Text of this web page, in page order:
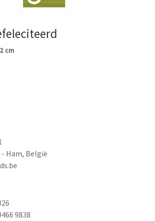
cm
Ham, België
9838